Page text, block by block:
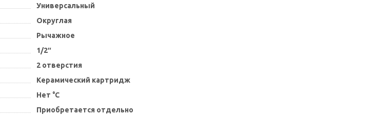
Универсальный
Округлая
Рычажное
1/2″
2 отверстия
Керамический картридж
Нет °C
Приобретается отдельно